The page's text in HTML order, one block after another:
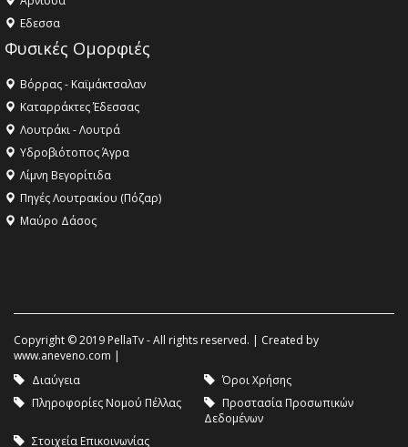
Eδεσσα
Φυσικές Ομορφιές
Βόρρας - Καϊμάκτσαλαν
Καταρράκτες Έδεσσας
Λουτράκι - Λουτρά
Υδροβιότοπος Άγρα
Λίμνη Βεγορίτιδα
Πηγές Λουτρακίου (Πόζαρ)
Μαύρο Δάσος
Copyright © 2019 PellaTv - All rights reserved. | Created by
www.aneveno.com |
Διαύγεια
Όροι Χρήσης
Πληροφορίες Νομού Πέλλας
Προστασία Προσωπικών
Δεδομένων
Στοιχεία Επικοινωνίας